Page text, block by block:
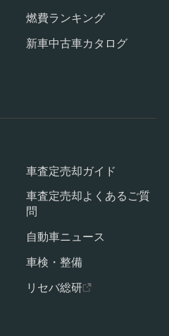
燃費ランキング
新車中古車カタログ
車査定売却ガイド
車査定売却よくあるご質
問
自動車ニュース
車検・整備
リセバ総研